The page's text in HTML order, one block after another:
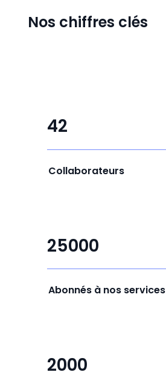
Nos chiffres clés
42
Collaborateurs
25000
Abonnés à nos services
2000